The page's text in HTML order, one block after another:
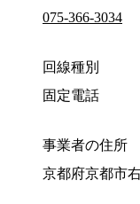
075-366-3034
回線種別
固定電話
事業者の住所
京都府京都市